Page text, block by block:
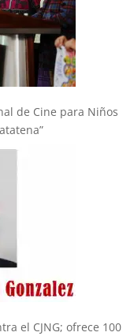
de Cine para Niños
el CJNG; ofrece 100